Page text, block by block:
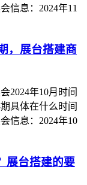
信息：2024年11
，展台搭建商
2024年10月时间
具体在什么时间
信息：2024年10
展台搭建的要